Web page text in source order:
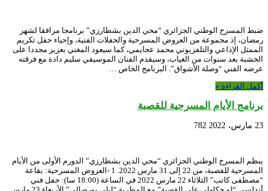
ضبط المسرح الوطني الجزائري “محي الدين بشطارزي” برنامجا مرافقا لشهر
رمضان، إذ مجموعة من العروض المسرحية والحفلات الفنية، وإحياء حفل تكريم
الممثل الإذاعي والتلفزيوني محمد عجايمي، كما سيعود المغني بعزيز مجددا على
الخشبة بعد سنوات من الغياب، وسيقدم الفنان الموسيقي سليم دادة مع فرقته
عرضه الفني “وصلة الأشواق”. البرنامج الخاص …
أكمل القراءة »
برنامج الأيام المسرحية للقصبة
23 مارس، 2022 782
ينظم المسرح الوطني الجزائري “محي الدين بشطارزي” الدورم الأولى من الأيام
المسرحية للقصبة، من 22 إلى 31 مارس 2022. 1 -العروض المسرحية: بقاعة
“مصطفى كاتب” الثلاثاء 22 مارس 2022 في الساعة (18:00 سا): حفل فني